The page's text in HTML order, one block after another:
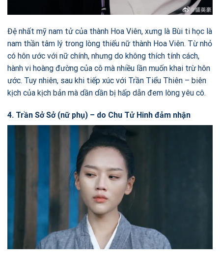
Đệ nhất mỹ nam tử của thành Hoa Viên, xưng là Bùi ti học là
nam thần tâm lý trong lòng thiếu nữ thành Hoa Viên. Từ nhỏ
có hôn ước với nữ chính, nhưng do không thích tính cách,
hành vi hoàng đường của cô mà nhiều lần muốn khai trừ hôn
ước. Tuy nhiên, sau khi tiếp xúc với Trần Tiểu Thiên – biên
kịch của kịch bản mà dần dần bị hấp dẫn đem lòng yêu cô.
4. Trần Sở Sở (nữ phụ) – do Chu Tử Hinh đảm nhận